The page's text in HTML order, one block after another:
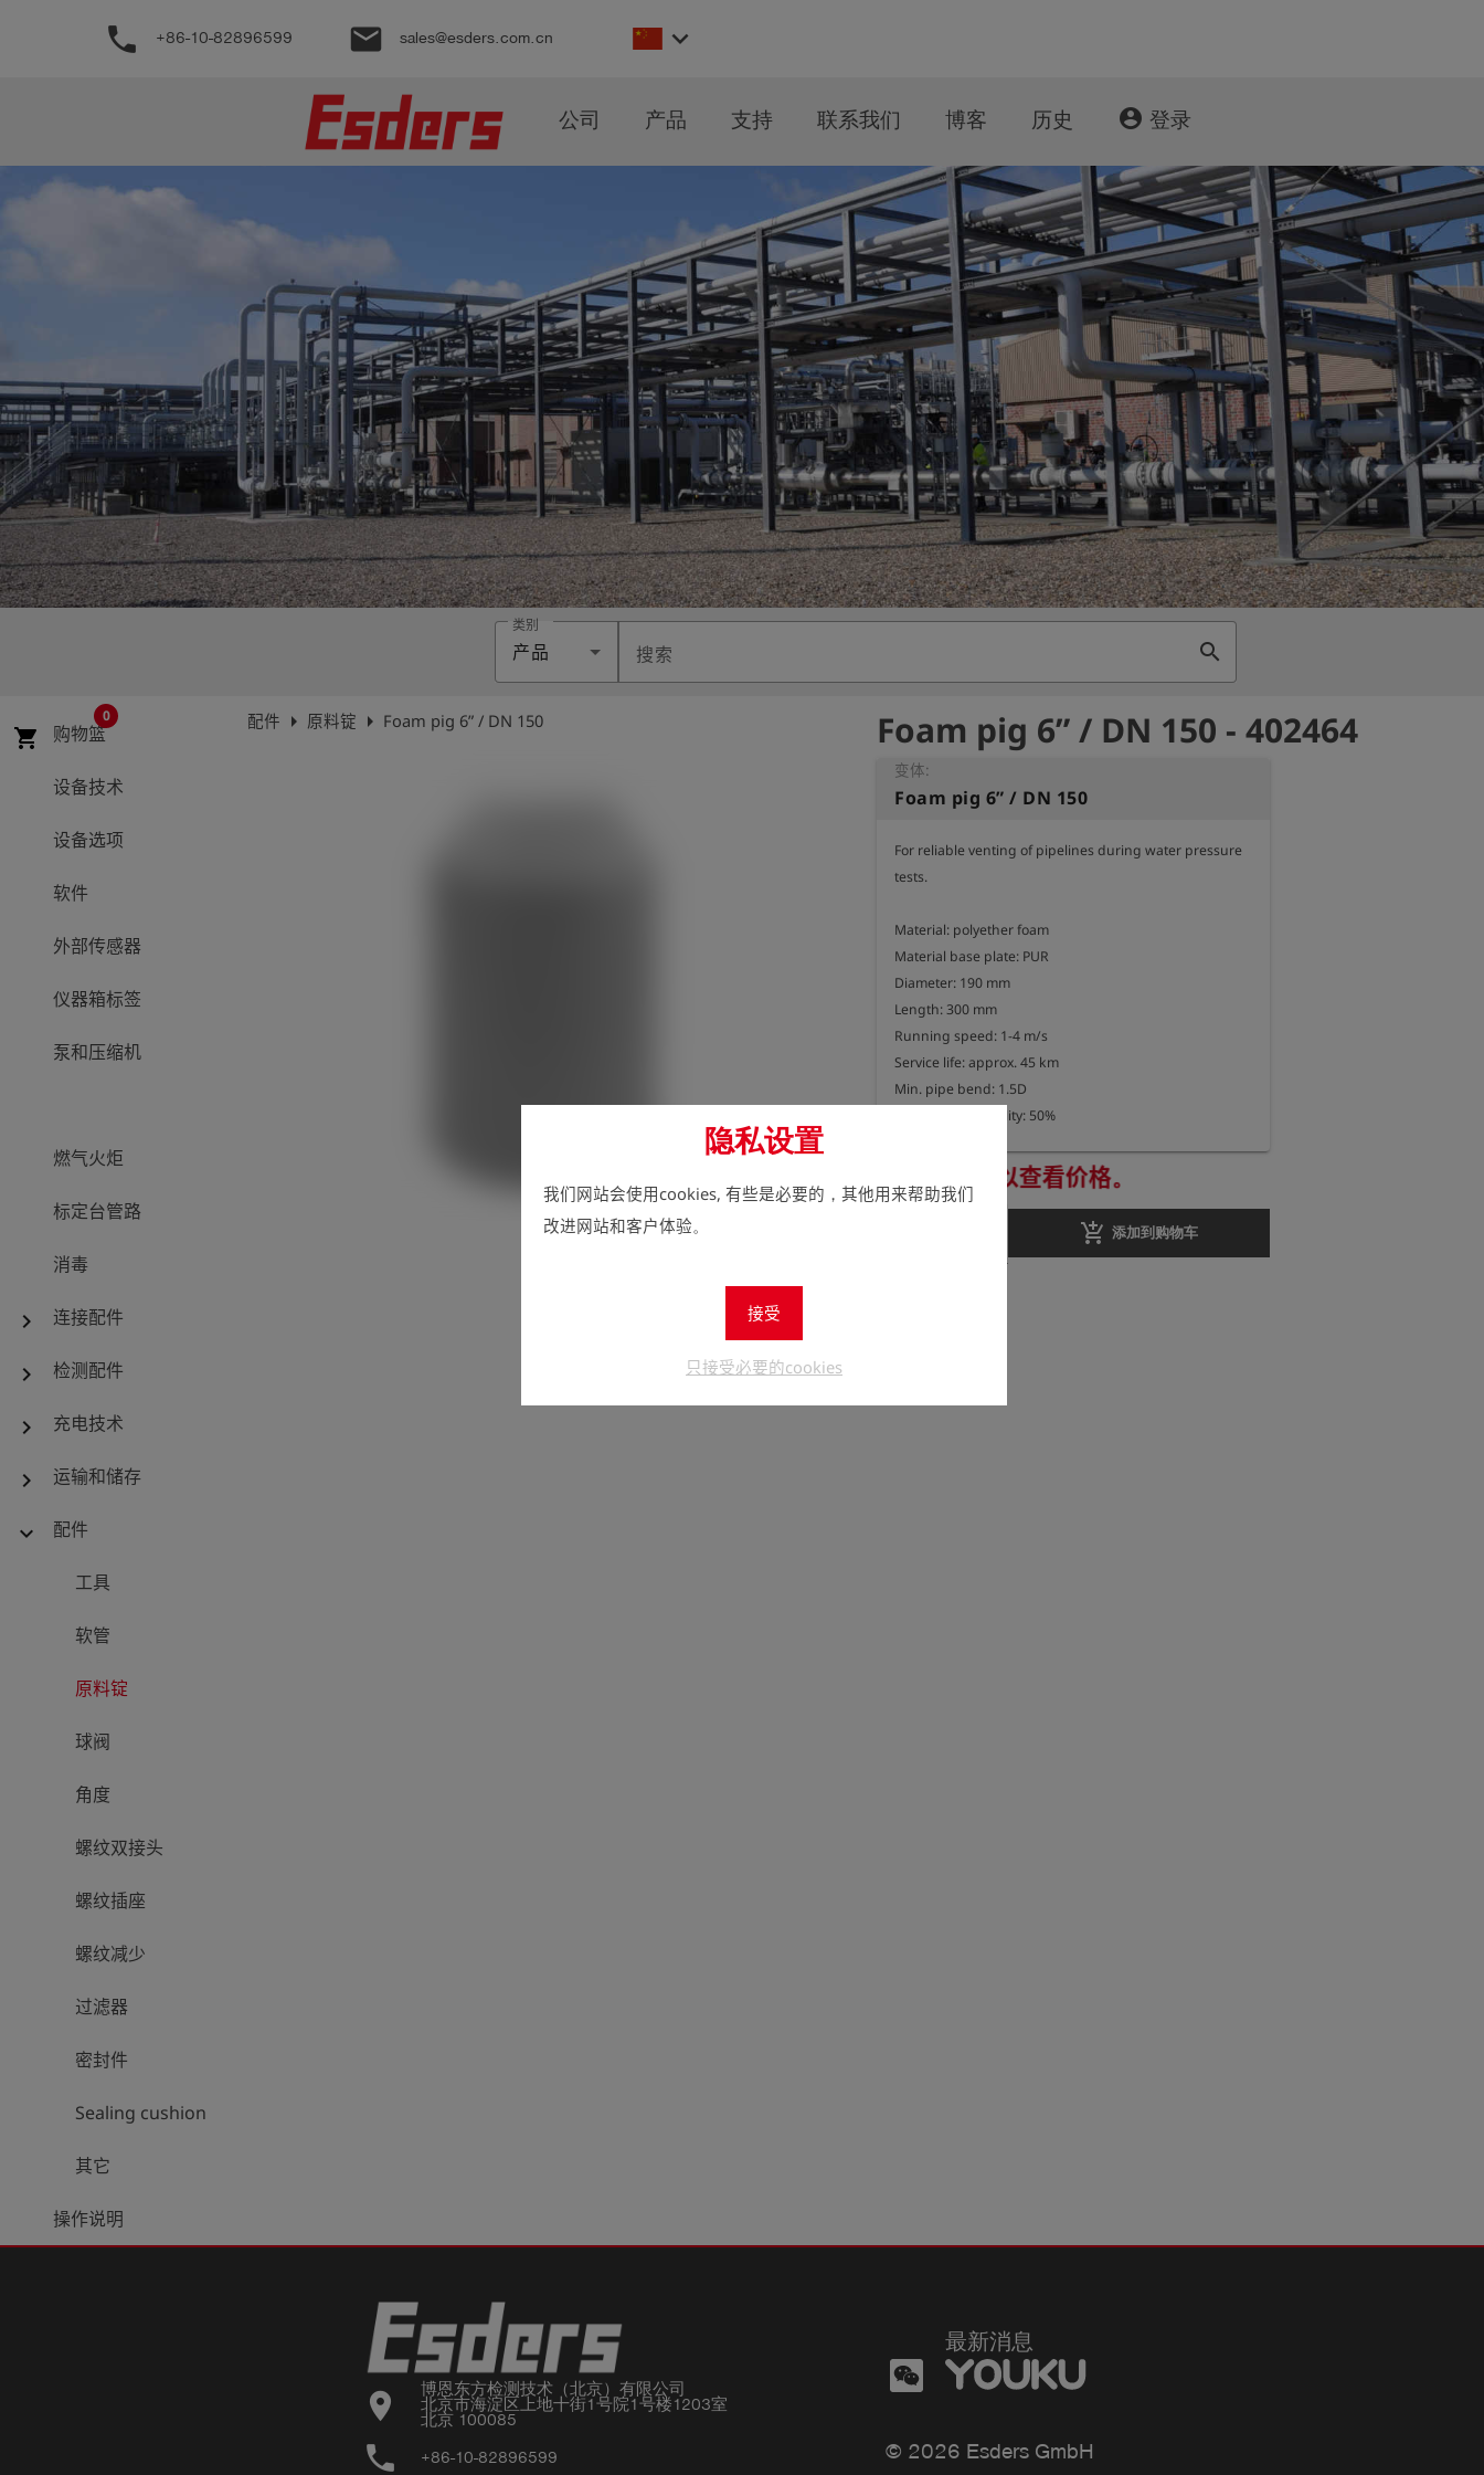
们
博
客
历
史
简
体
中
隐私设置
我们网站会使用cookies, 有些是必要的，其他用来帮助我们
改进网站和客户体验。
接受
只接受必要的cookies
phone +86-10-82896599 email sales@esders.com.cn keyboard_arrow_down
公司 产品 支持 联系我们 博客 历史 account_circle 登录
类别
产品 搜索 search
shopping_cart 购物篮
0
设备技术
设备选项
软件
外部传感器
仪器箱标签
泵和压缩机
燃气火炬
标定台管路
消毒
chevron_right 连接配件
chevron_right 检测配件
chevron_right 充电技术
chevron_right 运输和储存
expand_more 配件
工具
软管
原料锭
球阀
角度
螺纹双接头
螺纹插座
螺纹减少
过滤器
密封件
Sealing cushion
其它
操作说明
配件 arrow_right 原料锭 arrow_right Foam pig 6” / DN 150 Foam pig 6” / DN 150 - 402464
变体:
Foam pig 6” / DN 150
For reliable venting of pipelines during water pressure
tests.
Material: polyether foam
Material base plate: PUR
Diameter: 190 mm
Length: 300 mm
Running speed: 1-4 m/s
Service life: approx. 45 km
Min. pipe bend: 1.5D
Max. compressibility: 50%
立即注册以查看价格。
add_shopping_cart 添加到购物车
location_on
博恩东方检测技术（北京）有限公司
北京市海淀区上地十街1号院1号楼1203室
北京 100085
phone +86-10-82896599
最新消息
© 2026 Esders GmbH